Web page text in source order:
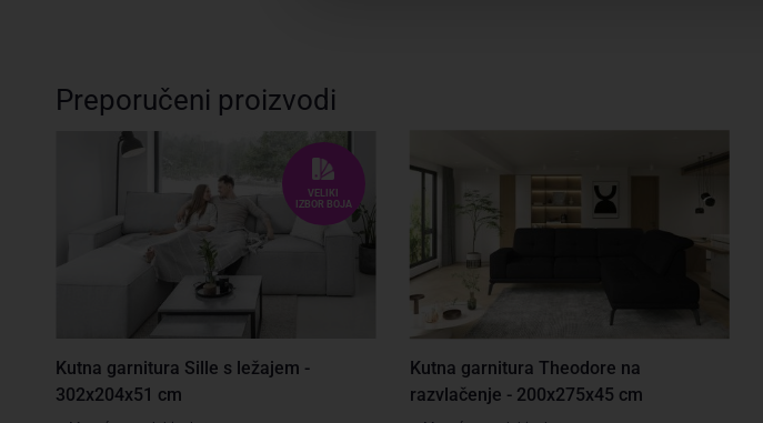
Preporučeni proizvodi
VELIKI
IZBOR BOJA
Kutna garnitura Sille s ležajem -
302x204x51 cm
Kutna garnitura Theodore na
razvlačenje - 200x275x45 cm